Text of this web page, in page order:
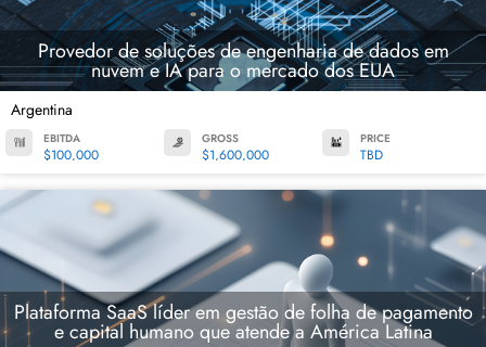
Provedor de soluções de engenharia de dados em
nuvem e IA para o mercado dos EUA
Argentina
EBITDA
$100,000
GROSS
$1,600,000
PRICE
TBD
Plataforma SaaS líder em gestão de folha de pagamento
e capital humano que atende a América Latina